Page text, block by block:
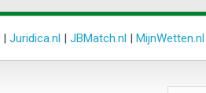
| Juridica.nl | JBMatch.nl | MijnWetten.nl